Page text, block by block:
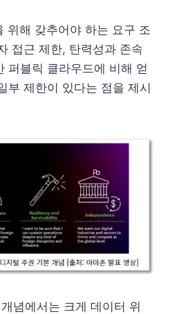
위해 갖추어야 하는 요구 조
접근 제한, 탄력성과 존속
퍼블릭 클라우드에 비해 얻
부 제한이 있다는 점을 제시
념에서는 크게 데이터 위